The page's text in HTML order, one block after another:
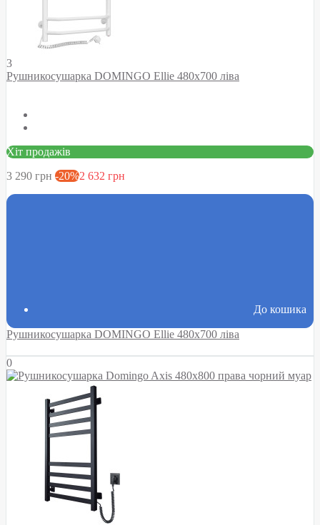
3
Рушникосушарка DOMINGO Ellie 480х700 ліва
Хіт продажів
3 290 грн -20%2 632 грн
До кошика
Рушникосушарка DOMINGO Ellie 480х700 ліва
0